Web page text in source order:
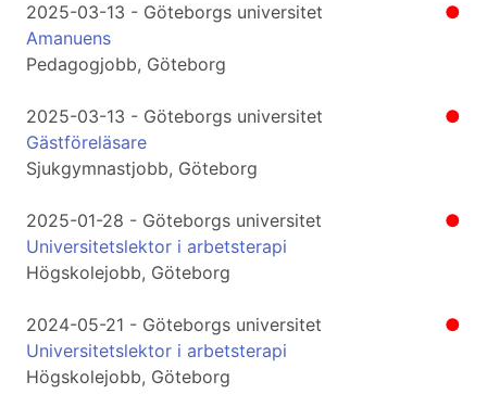
●
2025-03-13 - Göteborgs universitet
Amanuens
Pedagogjobb, Göteborg
●
2025-03-13 - Göteborgs universitet
Gästföreläsare
Sjukgymnastjobb, Göteborg
●
2025-01-28 - Göteborgs universitet
Universitetslektor i arbetsterapi
Högskolejobb, Göteborg
●
2024-05-21 - Göteborgs universitet
Universitetslektor i arbetsterapi
Högskolejobb, Göteborg